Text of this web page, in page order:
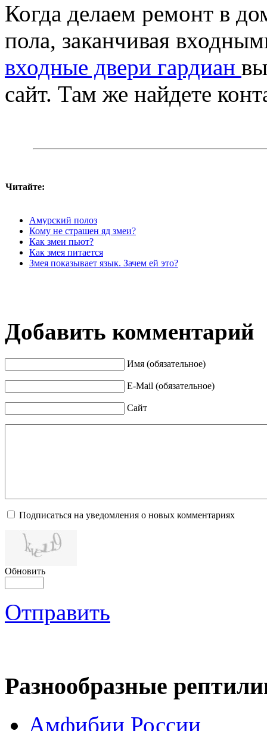
Когда делаем ремонт в
пола, заканчивая
входные двери гардиан
сайт. Там же найдете
Читайте:
Амурский полоз
Кому не страшен яд змеи?
Как змеи пьют?
Как змея питается
Змея показывает язык. Зачем ей это?
Добавить комментарий
Имя (обязательное)
E-Mail (обязательное)
Сайт
Подписаться на уведомления о новых комментариях
Обновить
Отправить
Разнообразные
Амфибии России